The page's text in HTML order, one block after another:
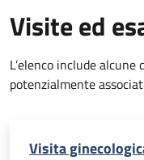
Visite ed
L’elenco include
potenzialmente
Visita